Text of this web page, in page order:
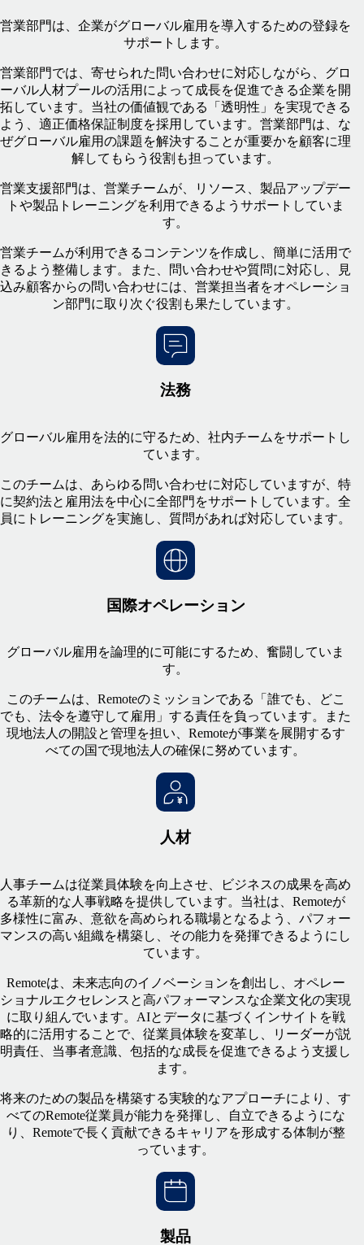
営業部門は、企業がグローバル雇用を導入するための登録を
サポートします。
営業部門では、寄せられた問い合わせに対応しながら、グロ
ーバル人材プールの活用によって成長を促進できる企業を開
拓しています。当社の価値観である「透明性」を実現できる
よう、適正価格保証制度を採用しています。営業部門は、な
ぜグローバル雇用の課題を解決することが重要かを顧客に理
解してもらう役割も担っています。
営業支援部門は、営業チームが、リソース、製品アップデー
トや製品トレーニングを利用できるようサポートしていま
す。
営業チームが利用できるコンテンツを作成し、簡単に活用で
きるよう整備します。また、問い合わせや質問に対応し、見
込み顧客からの問い合わせには、営業担当者をオペレーショ
ン部門に取り次ぐ役割も果たしています。
法務
グローバル雇用を法的に守るため、社内チームをサポートし
ています。
このチームは、あらゆる問い合わせに対応していますが、特
に契約法と雇用法を中心に全部門をサポートしています。全
員にトレーニングを実施し、質問があれば対応しています。
国際オペレーション
グローバル雇用を論理的に可能にするため、奮闘していま
す。
このチームは、Remoteのミッションである「誰でも、どこ
でも、法令を遵守して雇用」する責任を負っています。また
現地法人の開設と管理を担い、Remoteが事業を展開するす
べての国で現地法人の確保に努めています。
人材
人事チームは従業員体験を向上させ、ビジネスの成果を高め
る革新的な人事戦略を提供しています。当社は、Remoteが
多様性に富み、意欲を高められる職場となるよう、パフォー
マンスの高い組織を構築し、その能力を発揮できるようにし
ています。
Remoteは、未来志向のイノベーションを創出し、オペレー
ショナルエクセレンスと高パフォーマンスな企業文化の実現
に取り組んでいます。AIとデータに基づくインサイトを戦
略的に活用することで、従業員体験を変革し、リーダーが説
明責任、当事者意識、包括的な成長を促進できるよう支援し
ます。
将来のための製品を構築する実験的なアプローチにより、す
べてのRemote従業員が能力を発揮し、自立できるようにな
り、Remoteで長く貢献できるキャリアを形成する体制が整
っています。
製品